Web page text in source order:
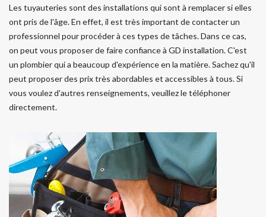
Les tuyauteries sont des installations qui sont à remplacer si elles
ont pris de l'âge. En effet, il est très important de contacter un
professionnel pour procéder à ces types de tâches. Dans ce cas,
on peut vous proposer de faire confiance à GD installation. C'est
un plombier qui a beaucoup d'expérience en la matière. Sachez qu'il
peut proposer des prix très abordables et accessibles à tous. Si
vous voulez d'autres renseignements, veuillez le téléphoner
directement.